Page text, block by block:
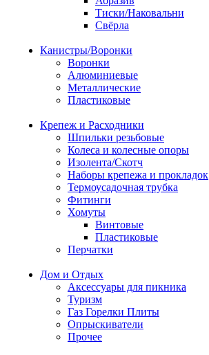
Тиски/Наковальни
Свёрла
Канистры/Воронки
Воронки
Алюминиевые
Металлические
Пластиковые
Крепеж и Расходники
Шпильки резьбовые
Колеса и колесные опоры
Изолента/Скотч
Наборы крепежа и прокладок
Термоусадочная трубка
Фитинги
Хомуты
Винтовые
Пластиковые
Перчатки
Дом и Отдых
Аксессуары для пикника
Туризм
Газ Горелки Плиты
Опрыскиватели
Прочее